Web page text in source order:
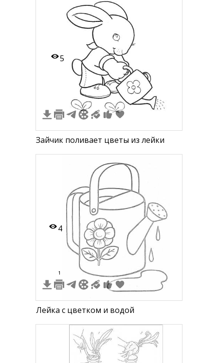
5
Зайчик поливает цветы из лейки
4
1
Лейка с цветком и водой